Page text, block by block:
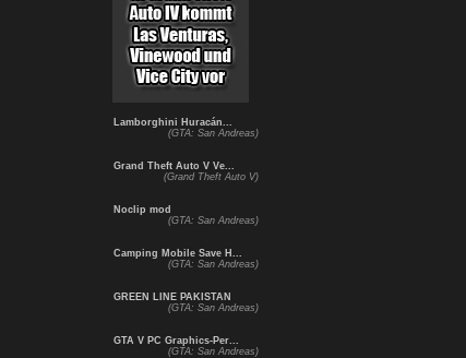
Lamborghini Huracán...
(GTA: San Andreas)
Grand Theft Auto V Ve...
(Grand Theft Auto V)
Noclip mod
(GTA: San Andreas)
Camping Mobile Save H...
(GTA: San Andreas)
GREEN LINE PAKISTAN
(GTA: San Andreas)
GTA V PC Graphics-Per...
(GTA: San Andreas)